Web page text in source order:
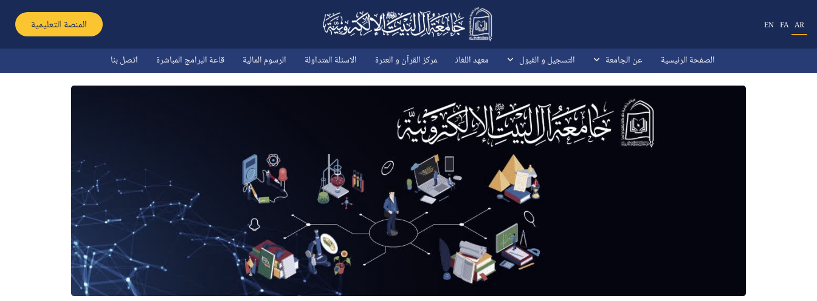
AR
FA
EN المنصة التعليمية
الصفحة الرئيسية عن الجامعة التسجیل و القبول معهد اللغات مركز القرآن و العترة الاسئلة المتداولة الرسوم المالیة قاعة البرامج المباشرة اتصل بنا